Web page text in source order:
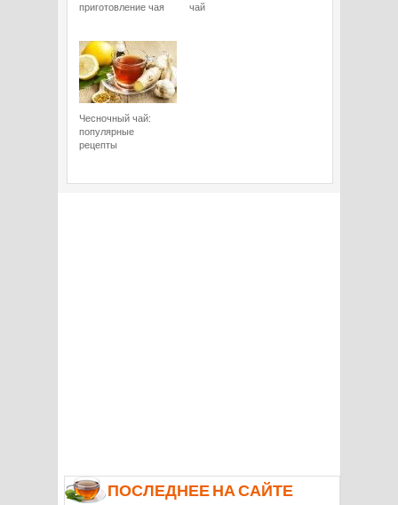
приготовление чая
чай
Чесночный чай:
популярные
рецепты
ПОСЛЕДНЕЕ НА САЙТЕ